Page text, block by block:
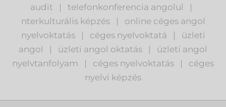
audit
| telefonkonferencia angolul
|
nterkulturális képzés
| online céges angol
nyelvoktatás
| céges nyelvoktatá |
üzleti
angol
| üzleti angol oktatás |
üzleti angol
nyelvtanfolyam
| céges nyelvoktatás |
céges
nyelvi képzés